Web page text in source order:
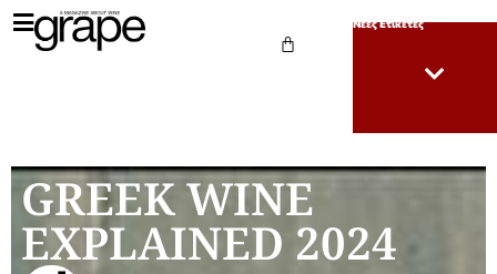
Νέες Ετικέτες
GREEK WINE
EXPLAINED 2024